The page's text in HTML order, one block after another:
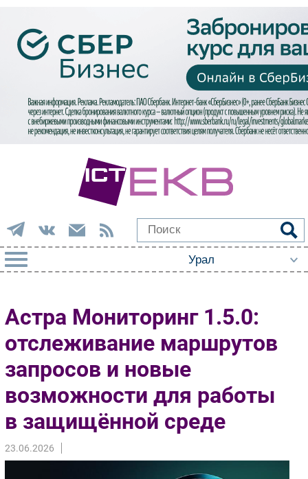
Импорто­замещение
Автоматизация Промышленности
Интернет
Мобильная связь
Фиксированная связь
Интеграция
Рынок ПК
Маркетинг
Астра Мониторинг 1.5.0:
отслеживание маршрутов
запросов и новые
возможности для работы
в защищённой среде
23.06.2026